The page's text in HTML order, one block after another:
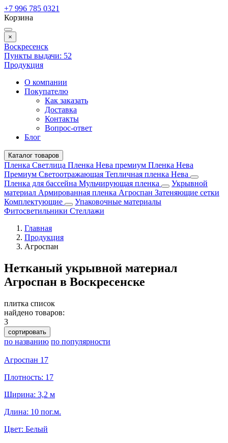
+7 996 785 0321
Корзина
×
Воскресенск
Пункты выдачи: 52
Продукция
О компании
Покупателю
Как заказать
Доставка
Контакты
Вопрос-ответ
Блог
Каталог товаров
Пленка Светлица Пленка Нева премиум Пленка Нева
Премиум Светоотражающая Тепличная пленка Нева
Пленка для бассейна Мульчирующая пленка
Укрывной
материал Армированная пленка Агроспан Затеняющие сетки
Комплектующие
Упаковочные материалы
Фитосветильники Стеллажи
Главная
Продукция
Агроспан
Нетканый укрывной материал
Агроспан в Воскресенске
плитка список
найдено товаров:
3
сортировать
по названию по популярности
Агроспан 17
Плотность: 17
Ширина: 3,2 м
Длина: 10 пог.м.
Цвет: Белый